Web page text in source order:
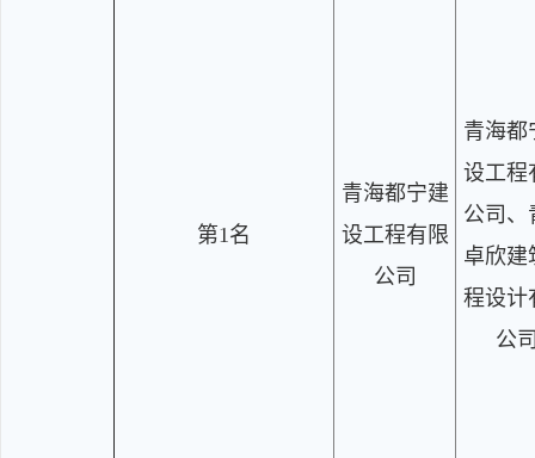
第1名
青海都宁建
设工程有限
公司
青海都
设工程
公司、
卓欣建
程设计
公